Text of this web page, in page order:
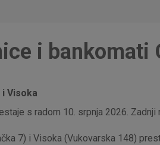
i bankomati
Visoka
s radom 10. srpnja 2026.
7) i Visoka (Vukovarska 148)